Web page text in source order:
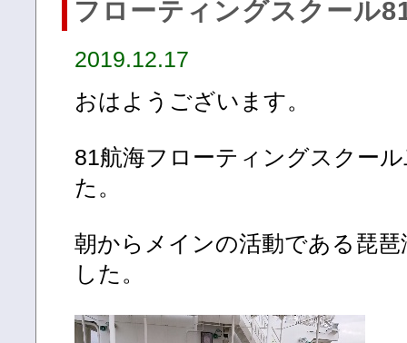
フローティングスクール
2019.12.17
おはようございます。
81航海フローティングスクー
た。
朝からメインの活動である琵
した。